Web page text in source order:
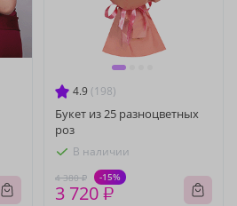
4.9 (198)
Букет из 25 разноцветных
роз
В наличии
4 380 ₽ -15%
3 720 ₽